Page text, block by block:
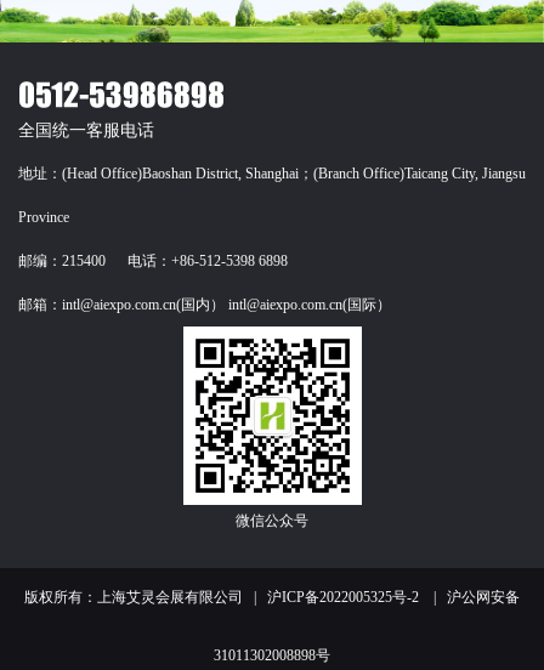
全国统一客服电话
地址：(Head Office)Baoshan District, Shanghai；(Branch Office)Taicang City, Jiangsu
Province
邮编：215400 电话：+86-512-5398 6898
邮箱：intl@aiexpo.com.cn(国内） intl@aiexpo.com.cn(国际）
微信公众号
版权所有：上海艾灵会展有限公司 | 沪ICP备2022005325号-2 | 沪公网安备
31011302008898号